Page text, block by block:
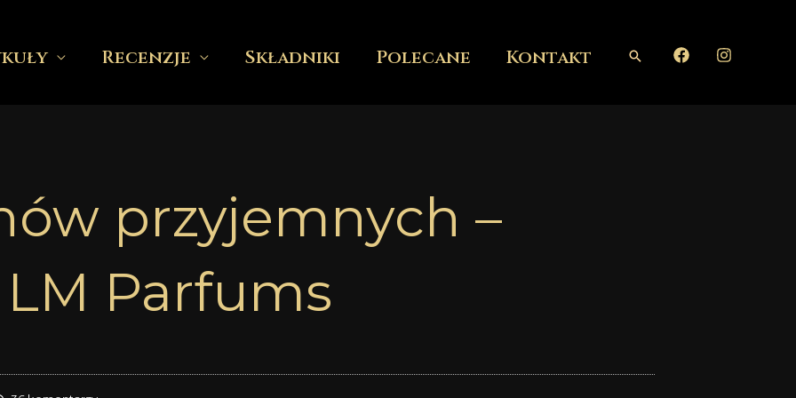
Recenzje Składniki Polecane Kontakt Szukaj
przyjemnych –
Parfums